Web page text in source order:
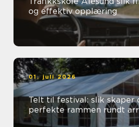
og effektiv opplæring
01. juli 2026
Telt til festival: slik skaper
perfekte rammen rundt